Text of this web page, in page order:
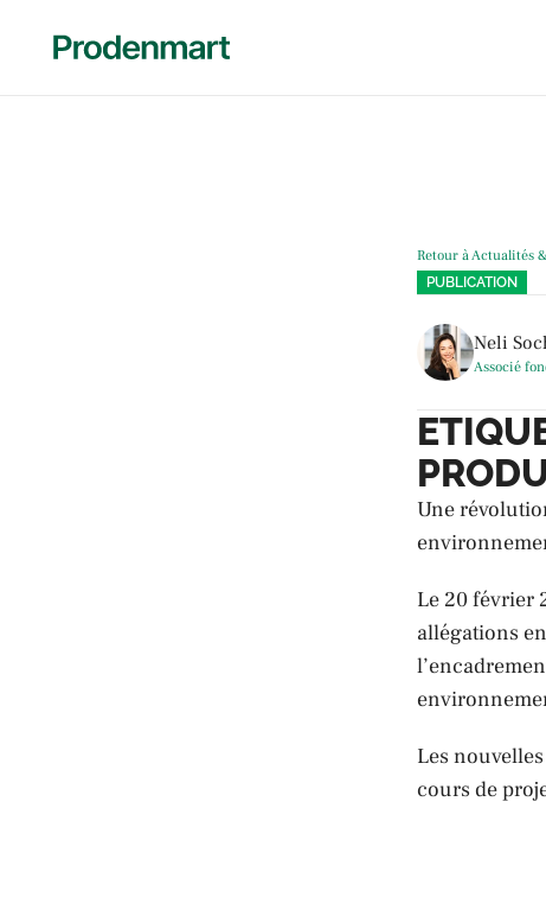
Retour à Actualités
PUBLICATION
Neli
Associé
Une
Le 20 février
allégations
Les
cours de